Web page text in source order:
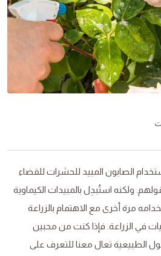
الصابون المبيد للحشرات للقضاء
ولكنه استُبدِل بالمبيدات الكيماوية
مرة أخرى مع الاهتمام بالزراعة
في الزراعة. فإذا كنت من محبين
الطبيعية تعال معنا للتعرف على